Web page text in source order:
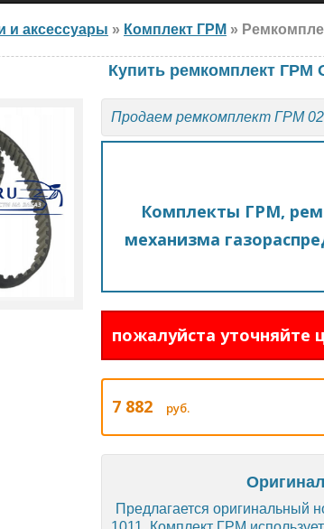
и аксессуары » Комплект ГРМ »
Купить ремкомплект ГРМ
Продаем ремкомплект ГРМ
Комплекты ГРМ,
механизма
пожалуйста уточняйте
7 882 руб.
Предлагается оригинальный